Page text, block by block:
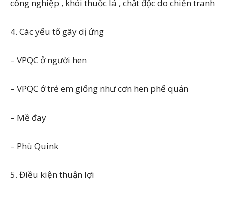
công nghiệp , khói thuốc lá , chất độc do chiến tranh
4. Các yếu tố gây dị ứng
– VPQC ở người hen
– VPQC ở trẻ em giống như cơn hen phế quản
– Mề đay
– Phù Quink
5. Điều kiện thuận lợi